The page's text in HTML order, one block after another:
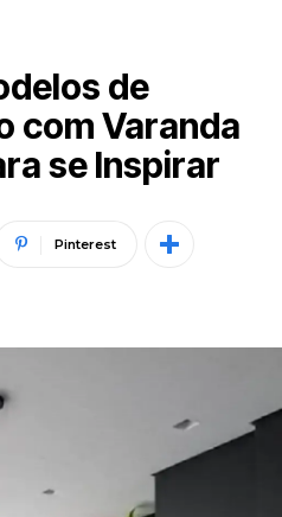
de
com Varanda
se Inspirar
Pinterest